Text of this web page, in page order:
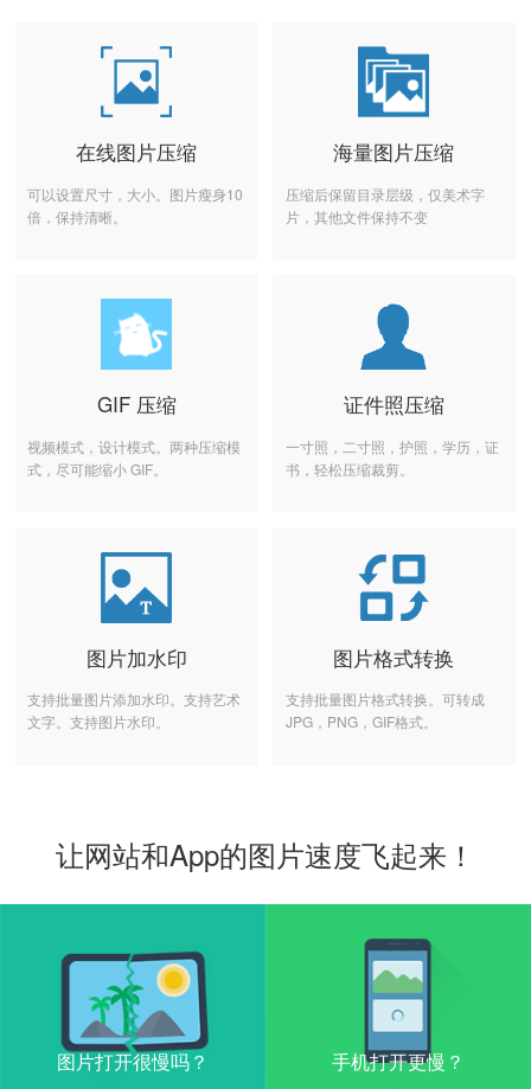
在线图片压缩
可以设置尺寸，大小。图片瘦身10
倍，保持清晰。
海量图片压缩
压缩后保留目录层级，仅美术字
片，其他文件保持不变
GIF 压缩
视频模式，设计模式。两种压缩模
式，尽可能缩小 GIF。
证件照压缩
一寸照，二寸照，护照，学历，证
书，轻松压缩裁剪。
图片加水印
支持批量图片添加水印。支持艺术
文字。支持图片水印。
图片格式转换
支持批量图片格式转换。可转成
JPG，PNG，GIF格式。
让网站和App的图片速度飞起来！
图片打开很慢吗？ 手机打开更慢？